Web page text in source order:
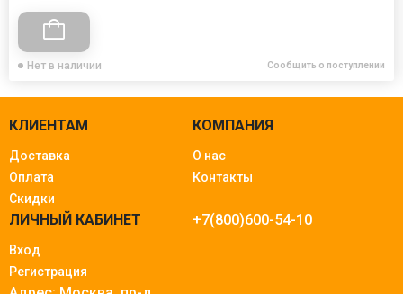
Нет в наличии Сообщить о поступлении
КЛИЕНТАМ
Доставка
Оплата
Скидки
КОМПАНИЯ
О нас
Контакты
ЛИЧНЫЙ КАБИНЕТ
Вход
Регистрация
+7(800)600-54-10